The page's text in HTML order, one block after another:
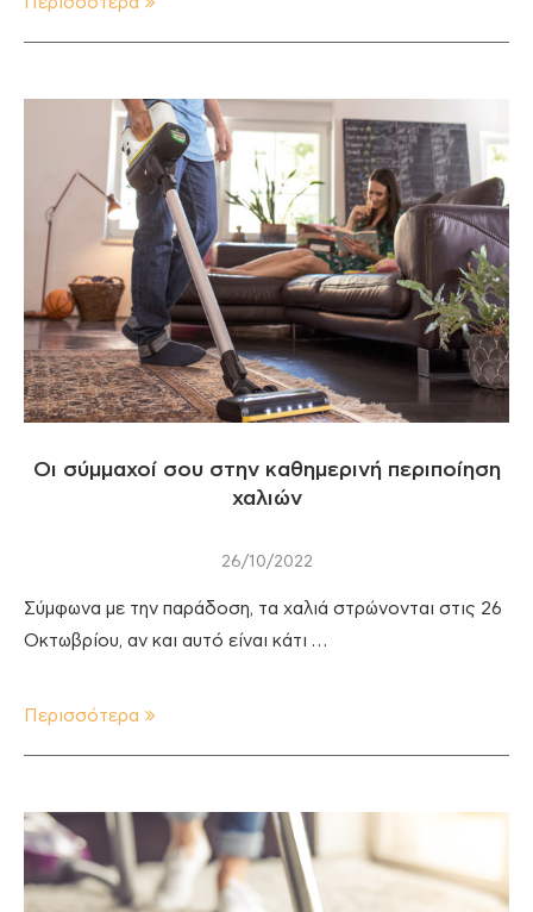
Οι σύμμαχοί σου στην καθημερινή περιποίηση
χαλιών
26/10/2022
Σύμφωνα με την παράδοση, τα χαλιά στρώνονται στις 26
Οκτωβρίου, αν και αυτό είναι κάτι …
Περισσότερα